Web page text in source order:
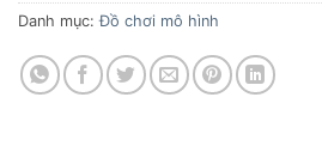
Danh mục:Đồ chơi mô hình